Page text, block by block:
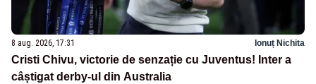
8 aug. 2026, 17:31 Ionuț Nichita
Cristi Chivu, victorie de senzație cu Juventus! Inter a
câștigat derby-ul din Australia